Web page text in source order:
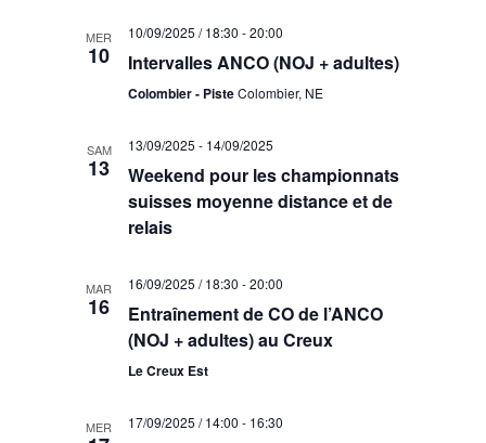
MER
10
10/09/2025 / 18:30 -20:00
Intervalles ANCO (NOJ + adultes)
Colombier - PisteColombier, NE
SAM
13
13/09/2025 - 14/09/2025
Weekend pour les championnats
suisses moyenne distance et de
relais
MAR
16
16/09/2025 / 18:30 -20:00
Entraînement de CO de l’ANCO
(NOJ + adultes) au Creux
Le Creux Est
MER 17/09/2025 / 14:00 - 16:30